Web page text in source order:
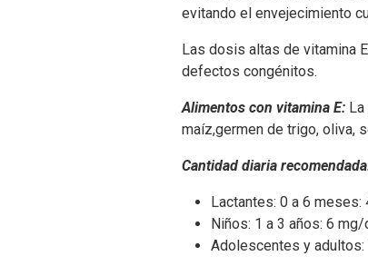
evitando el envejecimiento
Las dosis altas de vitamina
defectos congénitos.
Alimentos con vitamina E:
maíz,germen de trigo, oliva,
Cantidad diaria
Lactantes: 0 a 6
Niños: 1 a 3 años: 6
Adolescentes y adultos: